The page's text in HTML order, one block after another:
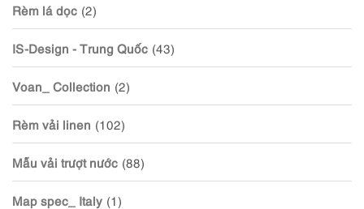
Rèm lá dọc (2)
IS-Design - Trung Quốc (43)
Voan_ Collection (2)
Rèm vải linen (102)
Mẫu vải trượt nước (88)
Map spec_ Italy (1)